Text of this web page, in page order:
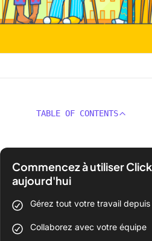
TABLE OF CONTENTS
Commencez à utiliser
aujourd'hui
Gérez tout votre travail depuis
Collaborez avec votre équipe